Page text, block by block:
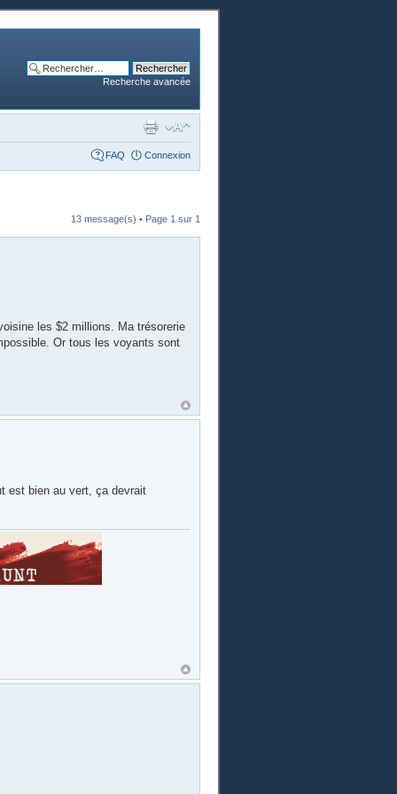
Recherche avancée
FAQ Connexion
13 message(s) • Page 1 sur 1
les $2 millions. Ma trésorerie
Or tous les voyants sont
est bien au vert, ça devrait